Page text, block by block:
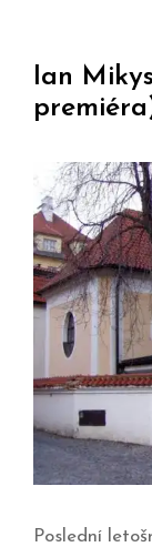
Ian
Poslední